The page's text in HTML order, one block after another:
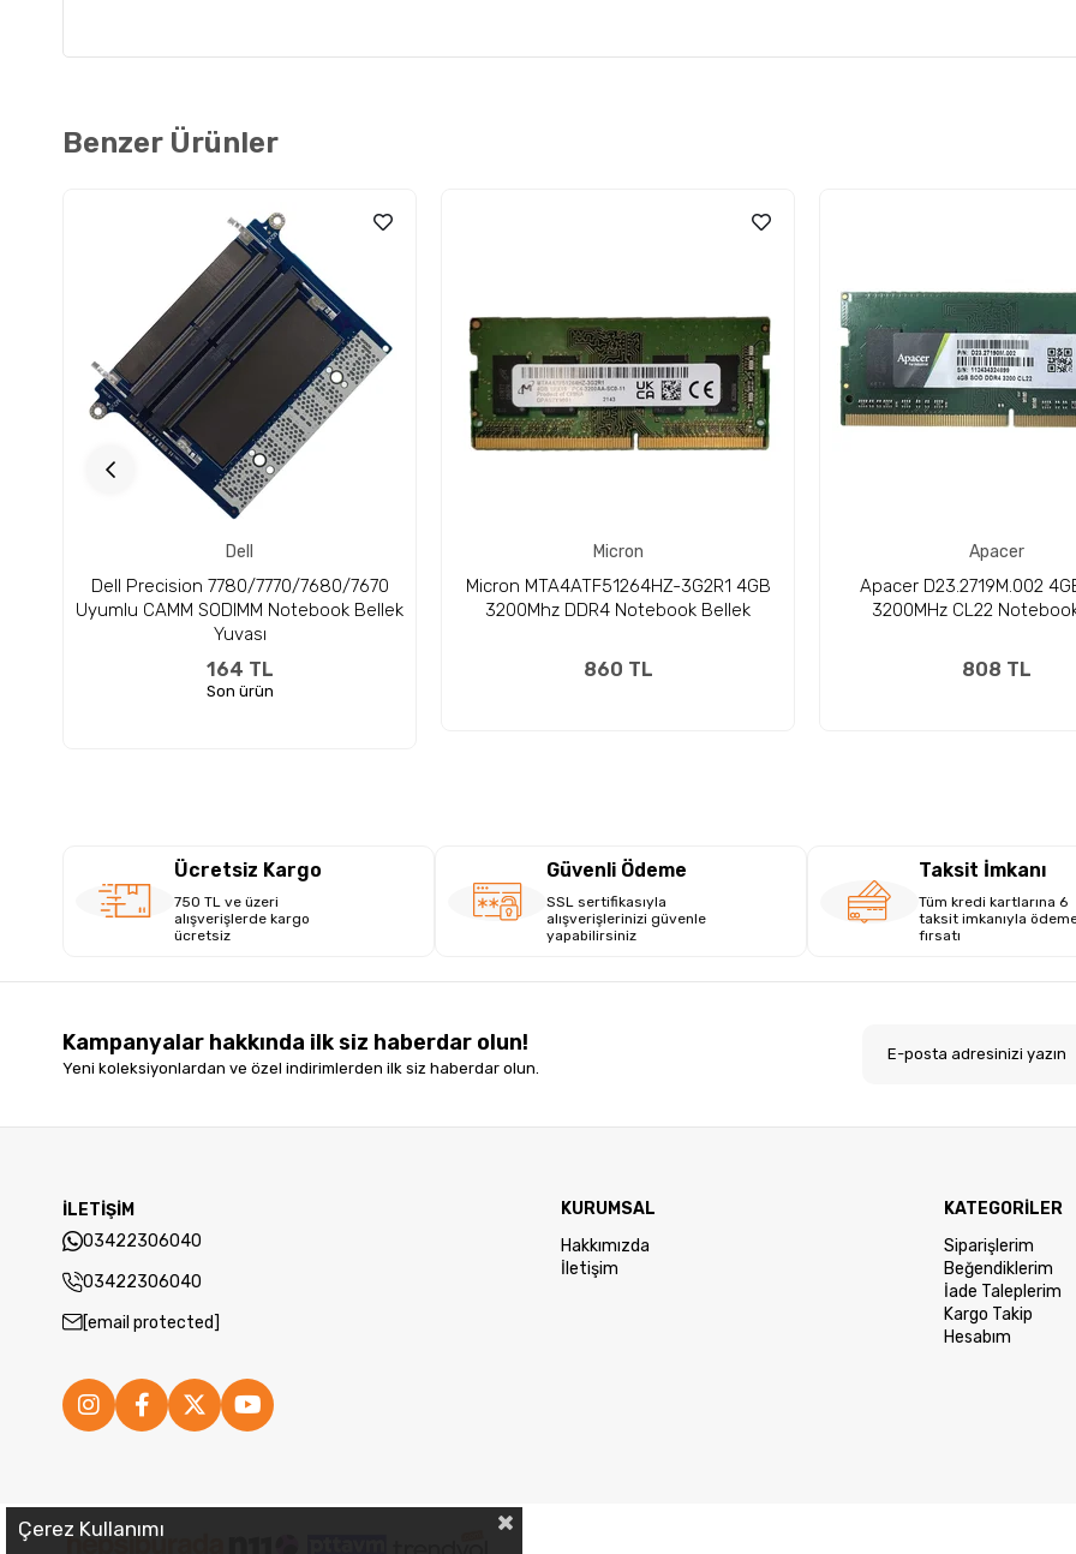
Benzer Ürünler
Dell
Dell Precision 7780/7770/7680/7670
Uyumlu CAMM SODIMM Notebook Bellek
Yuvası
164 TL
Son ürün
Micron
Micron MTA4ATF51264HZ-3G2R1 4GB
3200Mhz DDR4 Notebook Bellek
860 TL
Apacer
Apacer D23.2719M.002
3200MHz CL22
808 TL
Ücretsiz Kargo
750 TL ve üzeri
alışverişlerde kargo
ücretsiz
Güvenli Ödeme
SSL sertifikasıyla
alışverişlerinizi güvenle
yapabilirsiniz
Taksit İmkanı
Tüm kredi kartlarına 6
taksit imkanıyla
fırsatı
Kampanyalar hakkında ilk siz haberdar olun!
Yeni koleksiyonlardan ve özel indirimlerden ilk siz haberdar olun.
İLETİŞİM
03422306040
03422306040
[email protected]
KURUMSAL
Hakkımızda
İletişim
KATEGORİLER
Siparişlerim
Beğendiklerim
İade Taleplerim
Kargo Takip
Hesabım
Çerez Kullanımı